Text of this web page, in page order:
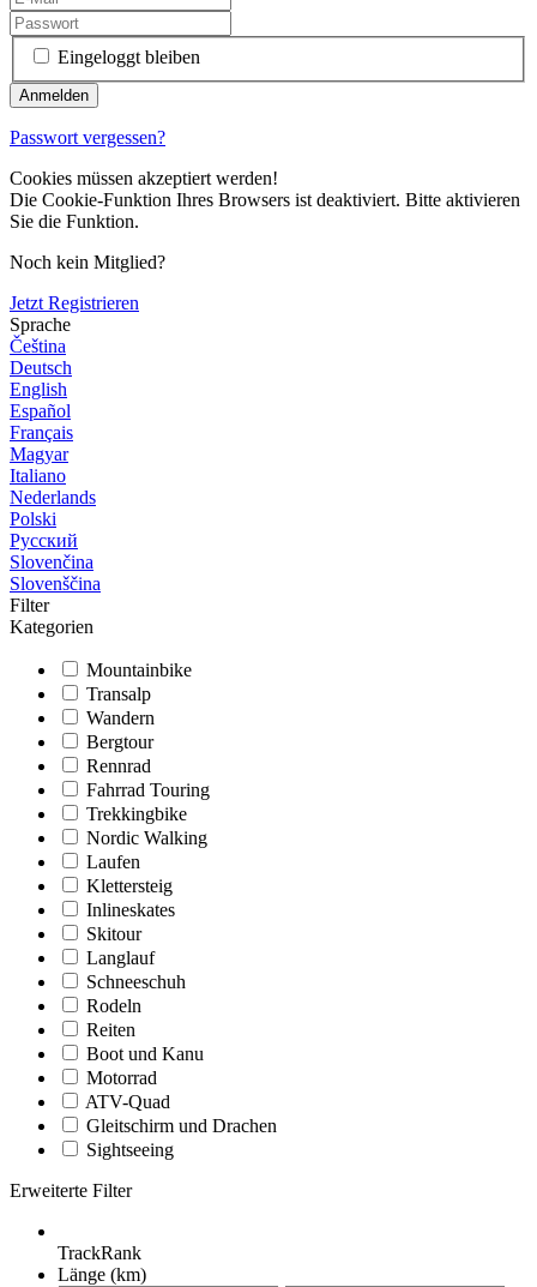
Eingeloggt bleiben
Passwort vergessen?
Cookies müssen akzeptiert werden!
Die Cookie-Funktion Ihres Browsers ist deaktiviert. Bitte aktivieren
Sie die Funktion.
Noch kein Mitglied?
Jetzt Registrieren
Sprache
Čeština
Deutsch
English
Español
Français
Magyar
Italiano
Nederlands
Polski
Русский
Slovenčina
Slovenščina
Filter
Kategorien
Mountainbike
Transalp
Wandern
Bergtour
Rennrad
Fahrrad Touring
Trekkingbike
Nordic Walking
Laufen
Klettersteig
Inlineskates
Skitour
Langlauf
Schneeschuh
Rodeln
Reiten
Boot und Kanu
Motorrad
ATV-Quad
Gleitschirm und Drachen
Sightseeing
Erweiterte Filter
TrackRank
Länge (km)